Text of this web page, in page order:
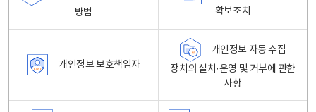
방법
확보조치
개인정보 보호책임자
개인정보 자동 수집
장치의 설치·운영 및 거부에 관한
사항